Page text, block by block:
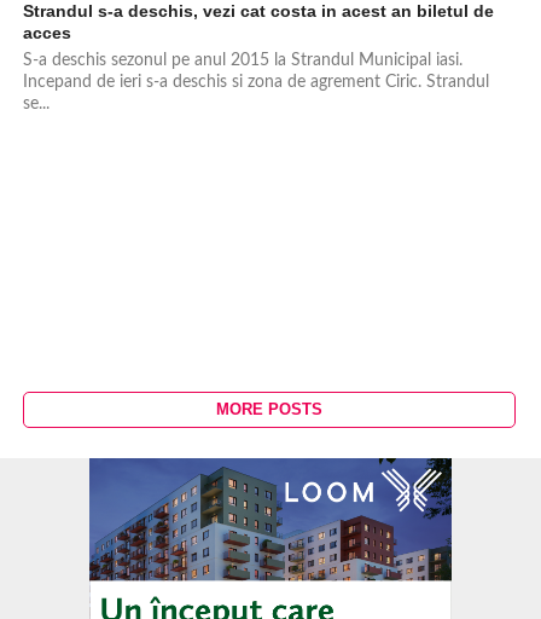
Strandul s-a deschis, vezi cat costa in acest an biletul de
acces
S-a deschis sezonul pe anul 2015 la Strandul Municipal iasi.
Incepand de ieri s-a deschis si zona de agrement Ciric. Strandul
se...
MORE POSTS